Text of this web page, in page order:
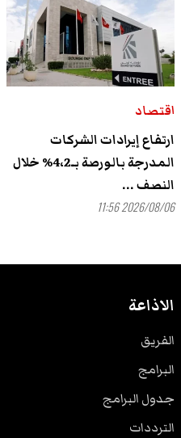
اقتصاد
ارتفاع إيرادات الشركات
المدرجة بالورصة بـ4،2% خلال
النصف ...
2026/08/06 11:56
الاذاعة
الفريق
البرامج
جدول البرامج
الترددات